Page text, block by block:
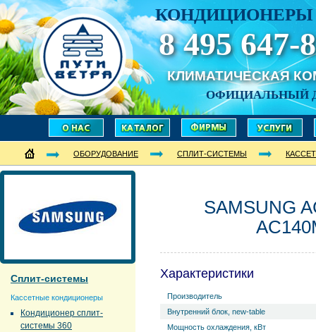
КОНДИЦИОНЕРЫ
8 495 647-
КЛИМАТИЧЕСКАЯ
ОФИЦИАЛЬНЫЙ
ОБОРУДОВАНИЕ СПЛИТ-СИСТЕМЫ
Сплит-системы
Кассетные кондиционеры
Кондиционер сплит-
системы 360
SAMSUNG
Характеристики
Производитель
Внутренний блок, new-table
Мощность охлаждения, кВт